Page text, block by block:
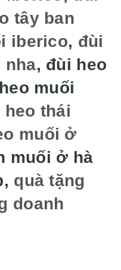
tây ban
iberico, đùi
nha, đùi heo
muối
heo thái
muối ở
muối ở hà
quà tặng
doanh